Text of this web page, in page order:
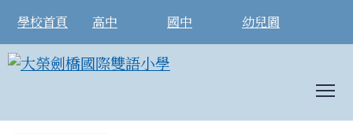
學校首頁 高中 國中 幼兒園